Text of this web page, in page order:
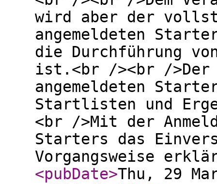
wird aber der
angemeldeten
die Durchführung
ist.<br /><br />Der
angemeldeten
Startlisten und
<br />Mit der
Starters das
Vorgangsweise
<pubDate>Thu, 29